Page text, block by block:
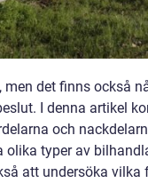
det finns också
I denna artikel
och
olika typer av
att undersöka vilka